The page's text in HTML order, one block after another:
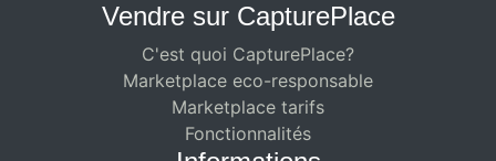
Vendre sur CapturePlace
C'est quoi CapturePlace?
Marketplace eco-responsable
Marketplace tarifs
Fonctionnalités